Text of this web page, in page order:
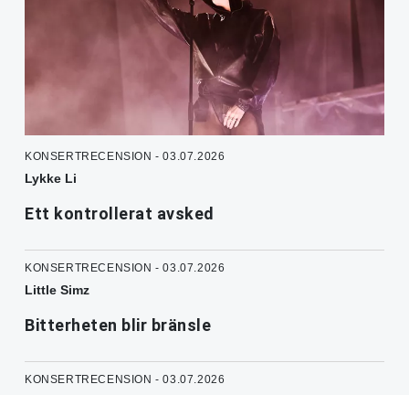
KONSERTRECENSION - 03.07.2026
Lykke Li
Ett kontrollerat avsked
KONSERTRECENSION - 03.07.2026
Little Simz
Bitterheten blir bränsle
KONSERTRECENSION - 03.07.2026